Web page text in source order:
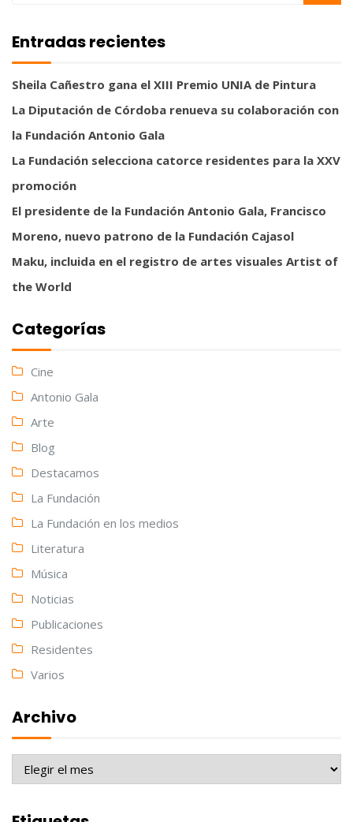
Entradas recientes
Sheila Cañestro gana el XIII Premio UNIA de Pintura
La Diputación de Córdoba renueva su colaboración con
la Fundación Antonio Gala
La Fundación selecciona catorce residentes para la XXV
promoción
El presidente de la Fundación Antonio Gala, Francisco
Moreno, nuevo patrono de la Fundación Cajasol
Maku, incluida en el registro de artes visuales Artist of
the World
Categorías
Cine
Antonio Gala
Arte
Blog
Destacamos
La Fundación
La Fundación en los medios
Literatura
Música
Noticias
Publicaciones
Residentes
Varios
Archivo
Archivo